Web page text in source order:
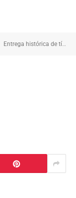
Entrega histórica de títulos de terra beneficia quase 600 produtores rurais em Santo Antônio do Tauá